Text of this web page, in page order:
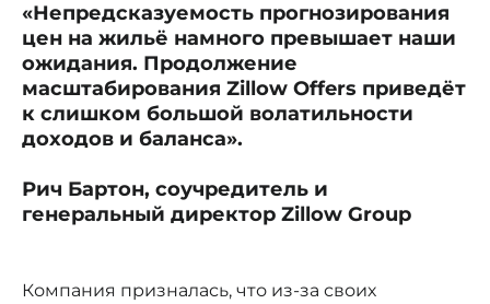
«Непредсказуемость прогнозирования
цен на жильё намного превышает наши
ожидания. Продолжение
масштабирования Zillow Offers приведёт
к слишком большой волатильности
доходов и баланса».
Рич Бартон, соучредитель и
генеральный директор Zillow Group
Компания призналась, что из-за своих